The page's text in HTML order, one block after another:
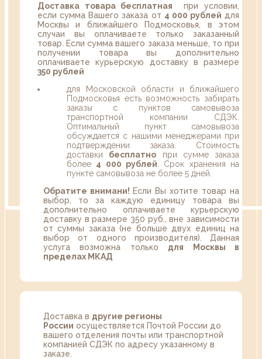
Доставка товара бесплатная при условии,
если сумма Вашего заказа от 4 000 рублей для
Москвы и ближайшего Подмосковья, в этом
случаи вы оплачиваете только заказанный
товар. Если сумма вашего заказа меньше, то при
получении товара вы дополнительно
оплачиваете курьерскую доставку в размере
350 рублей
для Московской области и ближайшего
Подмосковья есть возможность забирать
заказы с пунктов самовывоза
транспортной компании СДЭК.
Оптимальный пункт самовывоза
обсуждается с нашими менеджерами при
подтверждении заказа. Стоимость
доставки бесплатно при сумме заказа
более 4 000 рублей . Срок хранения на
пункте самовывоза не более 5 дней.
Обратите внимани! Если Вы хотите товар на
выбор, то за каждую единицу товара вы
дополнительно оплачиваете курьерскую
доставку в размере 350 руб., вне зависимости
от суммы заказа (не больше двух единиц на
выбор от одного производителя). Данная
услуга возможна только для Москвы в
пределах МКАД
Доставка в другие регионы
России осуществляется Почтой России до
вашего отделения почты или транспортной
компанией СДЭК по адресу указанному в
заказе.